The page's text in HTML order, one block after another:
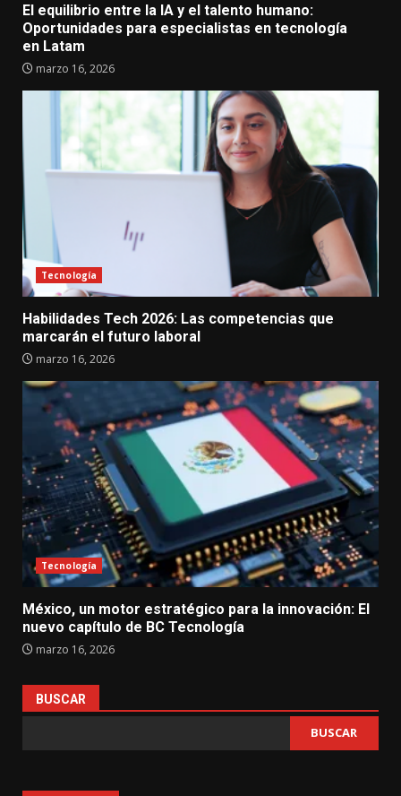
El equilibrio entre la IA y el talento humano:
Oportunidades para especialistas en tecnología
en Latam
marzo 16, 2026
Tecnología
Habilidades Tech 2026: Las competencias que
marcarán el futuro laboral
marzo 16, 2026
Tecnología
México, un motor estratégico para la innovación: El
nuevo capítulo de BC Tecnología
marzo 16, 2026
BUSCAR
BUSCAR